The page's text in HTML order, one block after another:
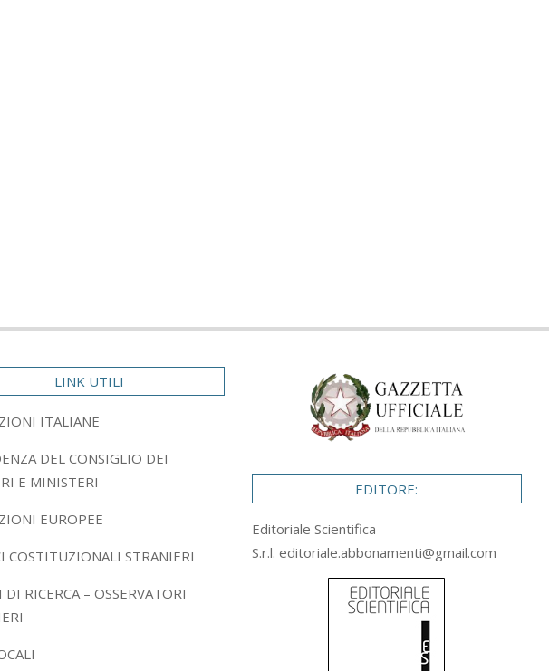
LINK UTILI
ITALIANE
DEL CONSIGLIO DEI
E MINISTERI
EUROPEE
COSTITUZIONALI STRANIERI
DI RICERCA – OSSERVATORI
EDITORE:
Editoriale Scientifica
S.r.l. editoriale.abbonamenti@gmail.com